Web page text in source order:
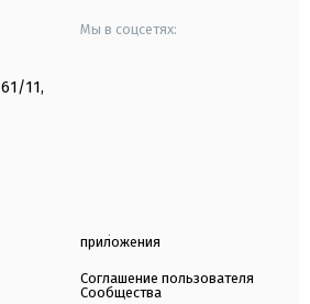
61/11,
Мы в соцсетях:
приложения
Соглашение пользователя
Сообщества